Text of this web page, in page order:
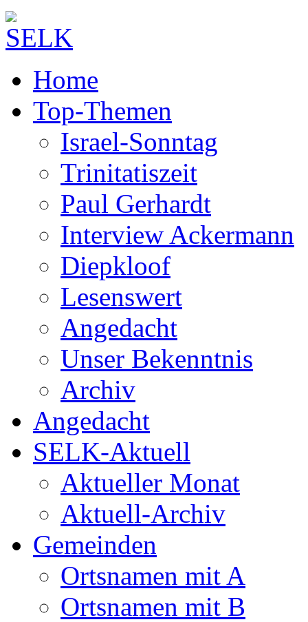
Home
Top-Themen
Israel-Sonntag
Trinitatiszeit
Paul Gerhardt
Interview Ackermann
Diepkloof
Lesenswert
Angedacht
Unser Bekenntnis
Archiv
Angedacht
SELK-Aktuell
Aktueller Monat
Aktuell-Archiv
Gemeinden
Ortsnamen mit A
Ortsnamen mit B